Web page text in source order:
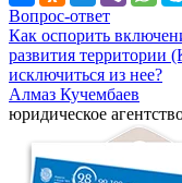
Вопрос-ответ
Как оспорить
развития территории
исключиться из нее?
Алмаз Кучембаев
юридическое